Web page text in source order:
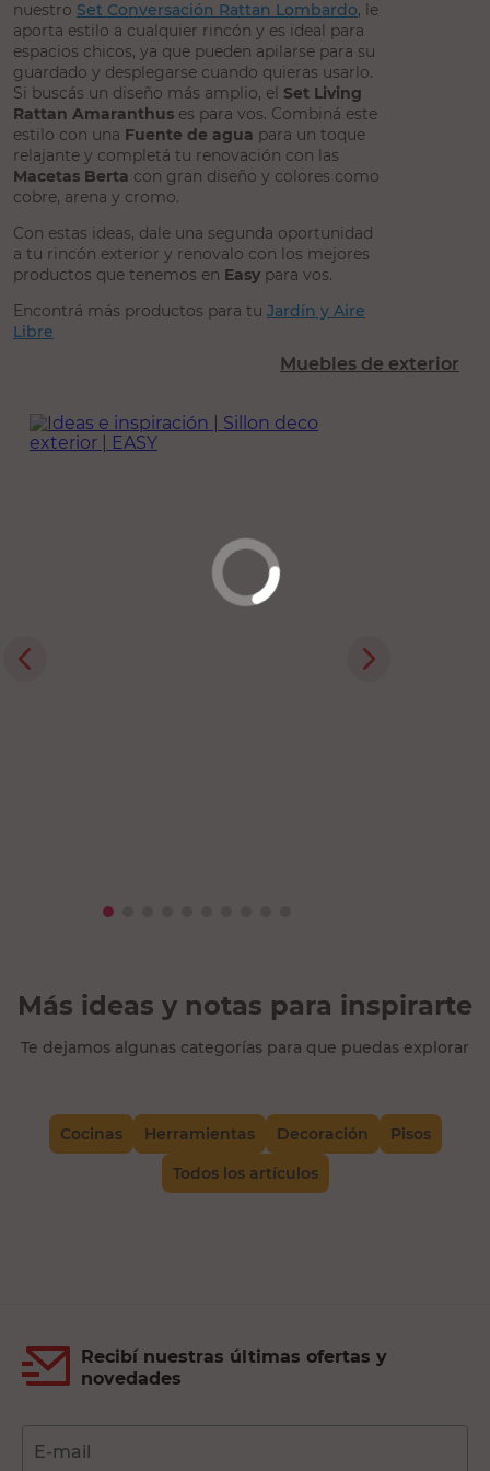
nuestro Set Conversación Rattan Lombardo, le
aporta estilo a cualquier rincón y es ideal para
espacios chicos, ya que pueden apilarse para su
guardado y desplegarse cuando quieras usarlo.
Si buscás un diseño más amplio, el Set Living
Rattan Amaranthus es para vos. Combiná este
estilo con una Fuente de agua para un toque
relajante y completá tu renovación con las
Macetas Berta con gran diseño y colores como
cobre, arena y cromo.
Con estas ideas, dale una segunda oportunidad
a tu rincón exterior y renovalo con los mejores
productos que tenemos en Easy para vos.
Encontrá más productos para tu Jardín y Aire
Libre
Muebles de exterior
Más ideas y notas para inspirarte
Te dejamos algunas categorías para que puedas explorar
Cocinas Herramientas Decoración
Pisos
Todos los artículos
Recibí nuestras últimas ofertas y
novedades
E-mail